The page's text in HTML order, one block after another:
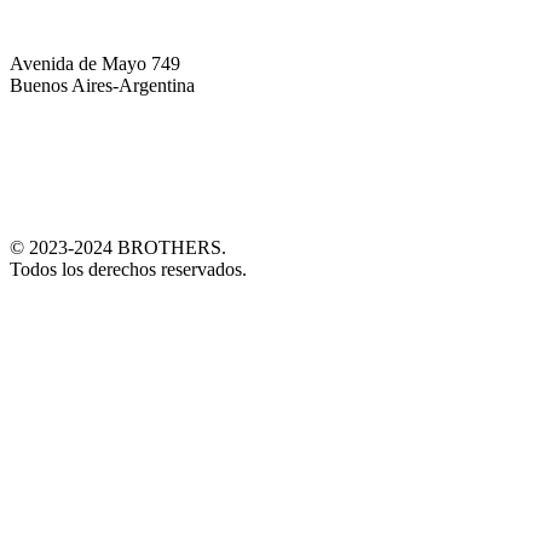
Avenida de Mayo 749
Buenos Aires-Argentina
© 2023-2024 BROTHERS.
Todos los derechos reservados.